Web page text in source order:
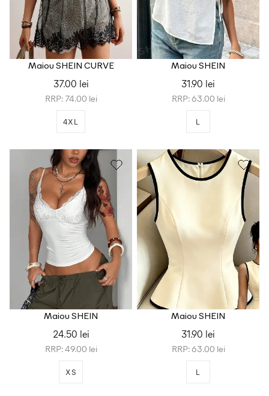
Maiou SHEIN CURVE
37.00 lei
RRP: 74.00 lei
4XL
Maiou SHEIN
31.90 lei
RRP: 63.00 lei
L
Maiou SHEIN
24.50 lei
RRP: 49.00 lei
XS
Maiou SHEIN
31.90 lei
RRP: 63.00 lei
L